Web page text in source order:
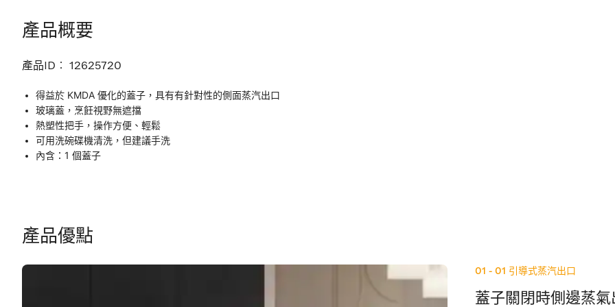
產品概要
產品ID︰ 12625720
得益於 KMDA 優化的蓋子，具有有針對性的側面蒸汽出口
玻璃蓋，烹飪視野無遮擋
熱塑性把手，操作方便、輕鬆
可用洗碗碟機清洗，但建議手洗
內含：1 個蓋子
產品優點
01 - 01 引導式蒸汽出口
蓋子關閉時側邊蒸氣